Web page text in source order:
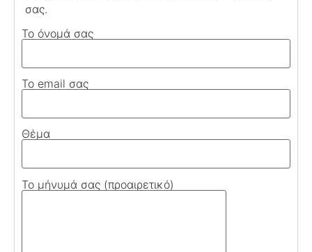
σας.
Το όνομά σας
Το email σας
Θέμα
Το μήνυμά σας (προαιρετικό)